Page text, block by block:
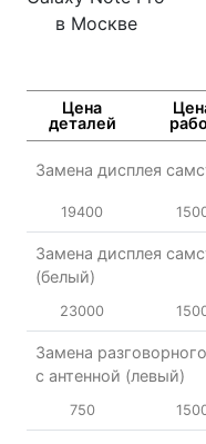
Цена
деталей
Замена дисплея
19400
Замена дисплея
(белый)
23000
Замена
с антенной (левый)
750